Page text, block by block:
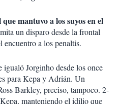
mantuvo a los suyos en el
un disparo desde la frontal
a los penaltis.
Jorginho desde los once
para Kepa y Adrián. Un
Barkley, preciso, tampoco. 2-
manteniendo el idilio que